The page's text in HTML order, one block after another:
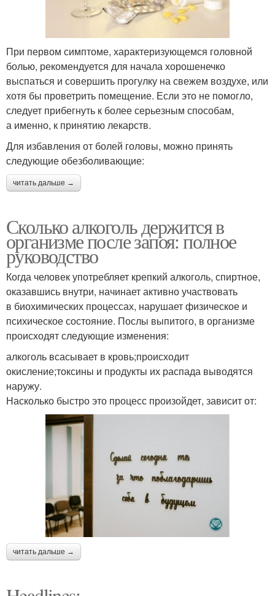
При первом симптоме, характеризующемся головной
болью, рекомендуется для начала хорошенечко
выспаться и совершить прогулку на свежем воздухе, или
хотя бы проветрить помещение. Если это не помогло,
следует прибегнуть к более серьезным способам,
а именно, к принятию лекарств.
Для избавления от болей головы, можно принять
следующие обезболивающие:
читать дальше →
Сколько алкоголь держится в
организме после запоя: полное
руководство
Когда человек употребляет крепкий алкоголь, спиртное,
оказавшись внутри, начинает активно участвовать
в биохимических процессах, нарушает физическое и
психическое состояние. Послы выпитого, в организме
происходят следующие изменения:
алкоголь всасывает в кровь;происходит
окисление;токсины и продукты их распада выводятся
наружу.
Насколько быстро это процесс произойдет, зависит от:
читать дальше →